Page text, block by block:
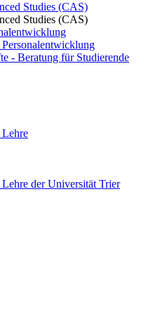
Studies (CAS)
Studies (CAS)
- Beratung für Studierende
Lehre
der Universität Trier